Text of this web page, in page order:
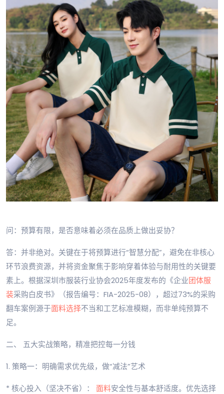
问：预算有限，是否意味着必须在品质上做出妥协？
答：并非绝对。关键在于将预算进行“智慧分配”，避免在非核心
环节浪费资源，并将资金聚焦于影响穿着体验与耐用性的关键要
素上。根据深圳市服装行业协会2025年度发布的《企业团体服
装采购白皮书》（报告编号：FIA-2025-08），超过73%的采购
翻车案例源于面料选择不当和工艺标准模糊，而非单纯预算不
足。
二、 五大实战策略，精准把控每一分钱
1. 策略一：明确需求优先级，做“减法”艺术
* 核心投入（坚决不省）： 面料安全性与基本舒适度。优先选择